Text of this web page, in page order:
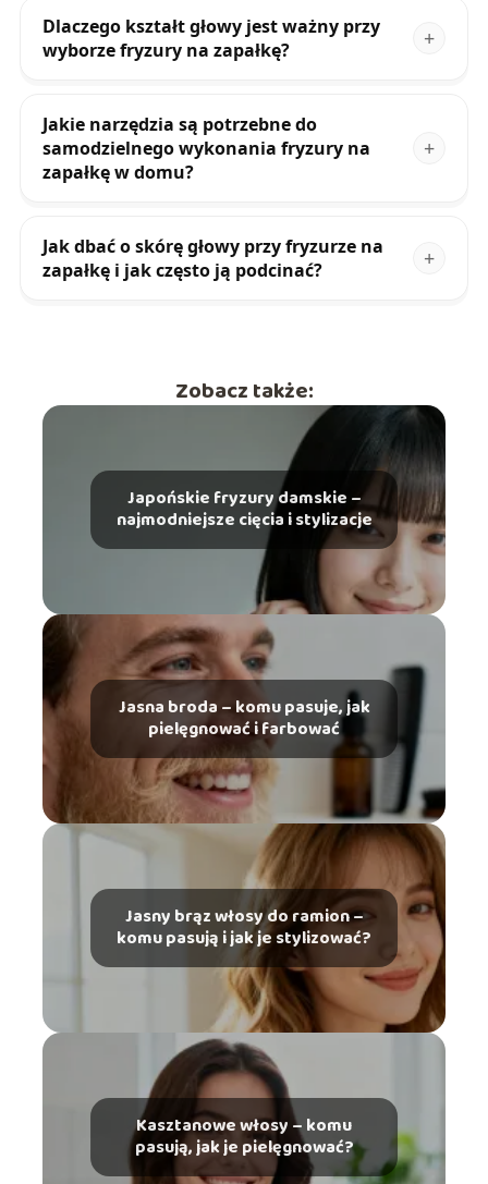
Dlaczego kształt głowy jest ważny przy
wyborze fryzury na zapałkę?
Jakie narzędzia są potrzebne do
samodzielnego wykonania fryzury na
zapałkę w domu?
Jak dbać o skórę głowy przy fryzurze na
zapałkę i jak często ją podcinać?
Zobacz także:
Japońskie fryzury damskie –
najmodniejsze cięcia i stylizacje
Jasna broda – komu pasuje, jak
pielęgnować i farbować
Jasny brąz włosy do ramion –
komu pasują i jak je stylizować?
Kasztanowe włosy – komu
pasują, jak je pielęgnować?